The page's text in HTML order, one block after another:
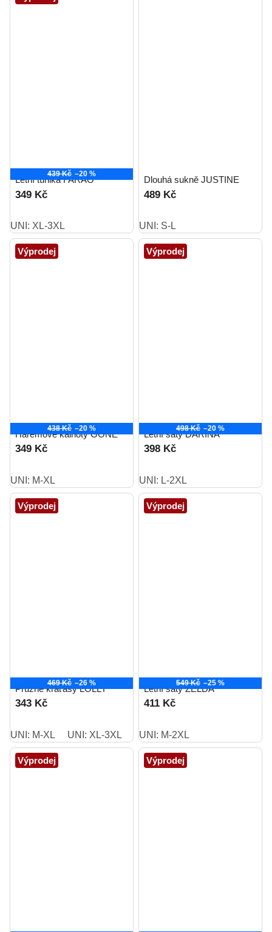
439 Kč –20 %
Letní tunika FARAO
349 Kč
UNI: XL-3XL
Dlouhá sukně JUSTINE
489 Kč
UNI: S-L
Výprodej
438 Kč –20 %
Harémové kalhoty GONE
349 Kč
UNI: M-XL
Výprodej
498 Kč –20 %
Letní šaty DARINA
398 Kč
UNI: L-2XL
Výprodej
469 Kč –26 %
Pružné kraťasy LOLLY
343 Kč
UNI: M-XL UNI: XL-3XL
Výprodej
549 Kč –25 %
Letní šaty ZELDA
411 Kč
UNI: M-2XL
Výprodej Výprodej